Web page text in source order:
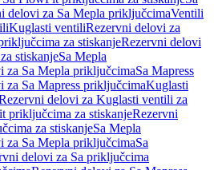
delovi za Sa Mepla priključcimaVentili
Kuglasti ventiliRezervni delovi za
za stiskanjeRezervni delovi
stiskanjeSa Mepla
za Sa Mepla priključcimaSa Mapress
za Sa Mapress priključcimaKuglasti
delovi za Kuglasti ventili za
priključcima za stiskanjeRezervni
za stiskanjeSa Mepla
za Sa Mepla priključcimaSa
delovi za Sa priključcima